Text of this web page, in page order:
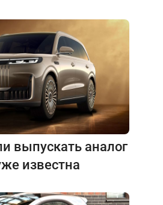
выпускать аналог
известна